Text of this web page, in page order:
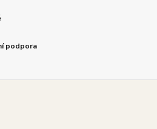
podpora